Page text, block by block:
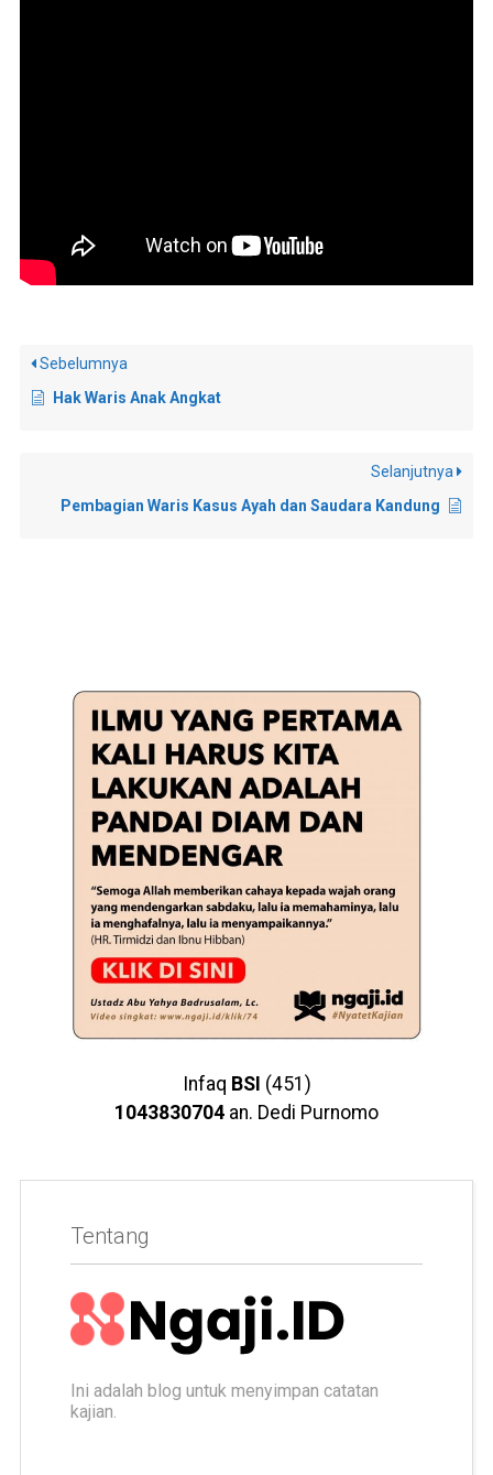
Sebelumnya
Hak Waris Anak Angkat
Selanjutnya
Pembagian Waris Kasus Ayah dan Saudara Kandung
Infaq BSI (451)
1043830704 an. Dedi Purnomo
Tentang
Ini adalah blog untuk menyimpan catatan
kajian.